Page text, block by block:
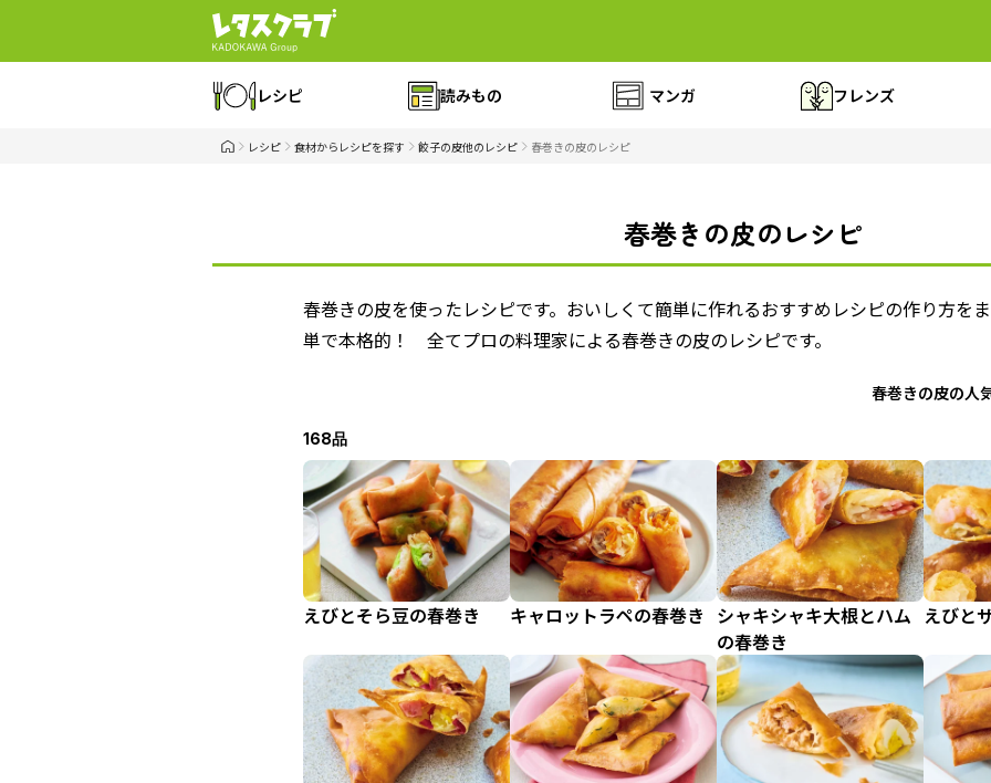
レシピ 読みもの マンガ フレンズ
レシピ 食材からレシピを探す 餃子の皮他のレシピ 春巻きの皮のレシピ
春巻きの皮のレシピ
春巻きの皮を使ったレシピです。おいしくて簡単に作れるおすすめレシピの作り方を
単で本格的！ 全てプロの料理家による春巻きの皮のレシピです。
春巻きの皮の人
168品
えびとそら豆の春巻き キャロットラペの春巻き シャキシャキ大根とハム
の春巻き
えびと